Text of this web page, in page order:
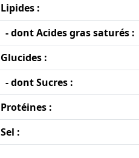
Lipides :
- dont Acides gras saturés :
Glucides :
- dont Sucres :
Protéines :
Sel :